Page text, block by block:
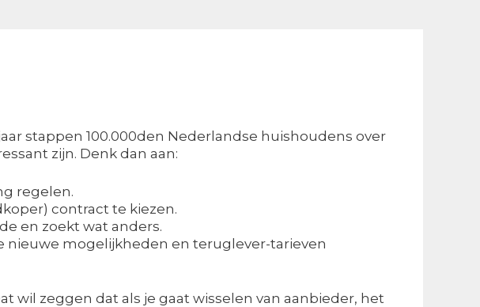
stappen 100.000den Nederlandse huishoudens over
zijn. Denk dan aan:
regelen.
contract te kiezen.
en zoekt wat anders.
mogelijkheden en teruglever-tarieven
wil zeggen dat als je gaat wisselen van aanbieder, het